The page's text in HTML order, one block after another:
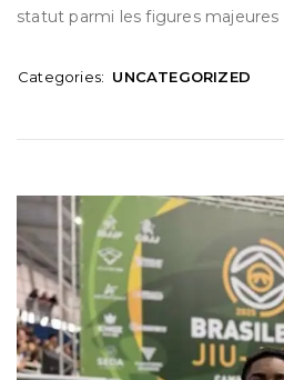
statut parmi les figures majeures
Categories: UNCATEGORIZED